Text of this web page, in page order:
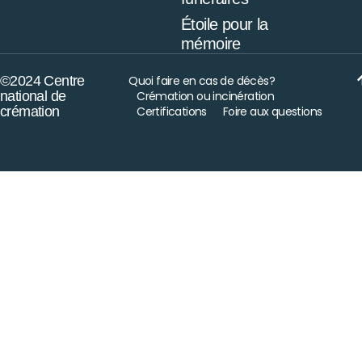
Étoile pour la
mémoire
©2024 Centre
national de
crémation
Quoi faire en cas de décès?
Crémation ou incinération
Certifications
Foire aux questions